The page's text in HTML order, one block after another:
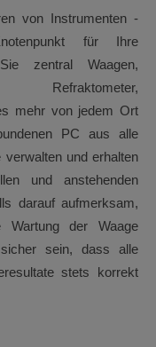
von Instrumenten -
für Ihre
zentral Waagen,
Refraktometer,
mehr von jedem Ort
PC aus alle
und erhalten
und anstehenden
darauf aufmerksam,
Wartung der Waage
sein, dass alle
stets korrekt